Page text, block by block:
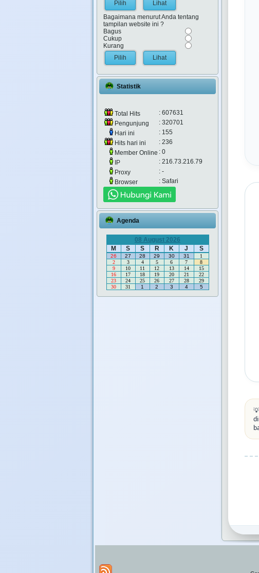
Lihat
Bagaimana menurut Anda tentang
tampilan website ini ?
Bagus
Cukup
Kurang
Lihat
Statistik
Total Hits
: 607631
Pengunjung
: 320701
Hari ini
: 155
Hits hari ini
: 236
Member Online : 0
IP
: 216.73.216.79
Proxy
: -
Browser
: Safari
Agenda
08 August 2026
M
S S R K J S
26 27 28 29 30 31
1
2
3 4 5 6 7
8
9
10 11 12 13 14
15
16
17 18 19 20 21
22
23
24 25 26 27 28
29
30
31 1 2 3 4 5
💡